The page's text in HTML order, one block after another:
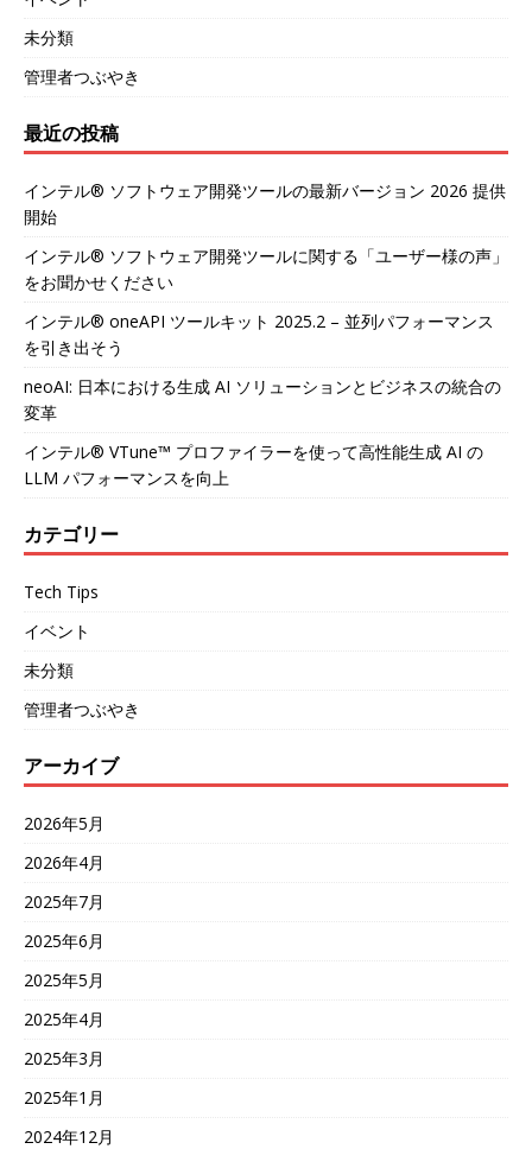
未分類
管理者つぶやき
最近の投稿
インテル® ソフトウェア開発ツールの最新バージョン 2026 提供
開始
インテル® ソフトウェア開発ツールに関する「ユーザー様の声」
をお聞かせください
インテル® oneAPI ツールキット 2025.2 – 並列パフォーマンス
を引き出そう
neoAI: 日本における生成 AI ソリューションとビジネスの統合の
変革
インテル® VTune™ プロファイラーを使って高性能生成 AI の
LLM パフォーマンスを向上
カテゴリー
Tech Tips
イベント
未分類
管理者つぶやき
アーカイブ
2026年5月
2026年4月
2025年7月
2025年6月
2025年5月
2025年4月
2025年3月
2025年1月
2024年12月